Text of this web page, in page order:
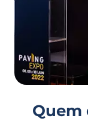
Quem